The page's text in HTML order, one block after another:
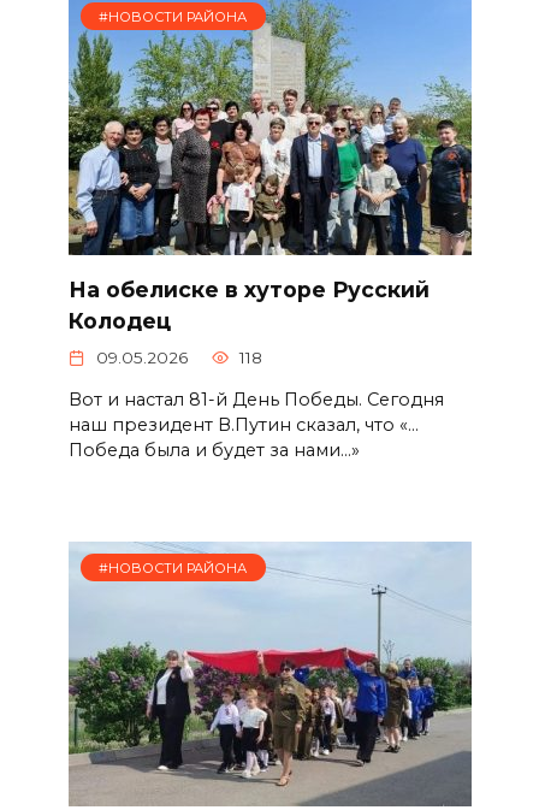
#НОВОСТИ РАЙОНА
На обелиске в хуторе Русский
Колодец
09.05.2026 118
Вот и настал 81-й День Победы. Сегодня
наш президент В.Путин сказал, что «…
Победа была и будет за нами…»
#НОВОСТИ РАЙОНА